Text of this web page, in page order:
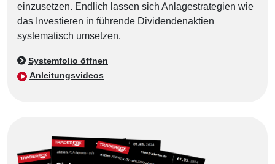
einzusetzen. Endlich lassen sich Anlagestrategien wie
das Investieren in führende Dividendenaktien
systematisch umsetzen.
Systemfolio öffnen
Anleitungsvideos